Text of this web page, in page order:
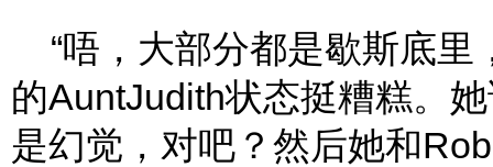
“唔，大部分都是歇斯底里
的AuntJudith状态挺糟糕。
是幻觉，对吧？然后她和